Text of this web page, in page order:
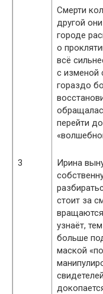
3
Смерти
другой
городе
о
всё
с изменой
гораздо
перейти
Ирина
стоит за
узнаёт,
больше
маской